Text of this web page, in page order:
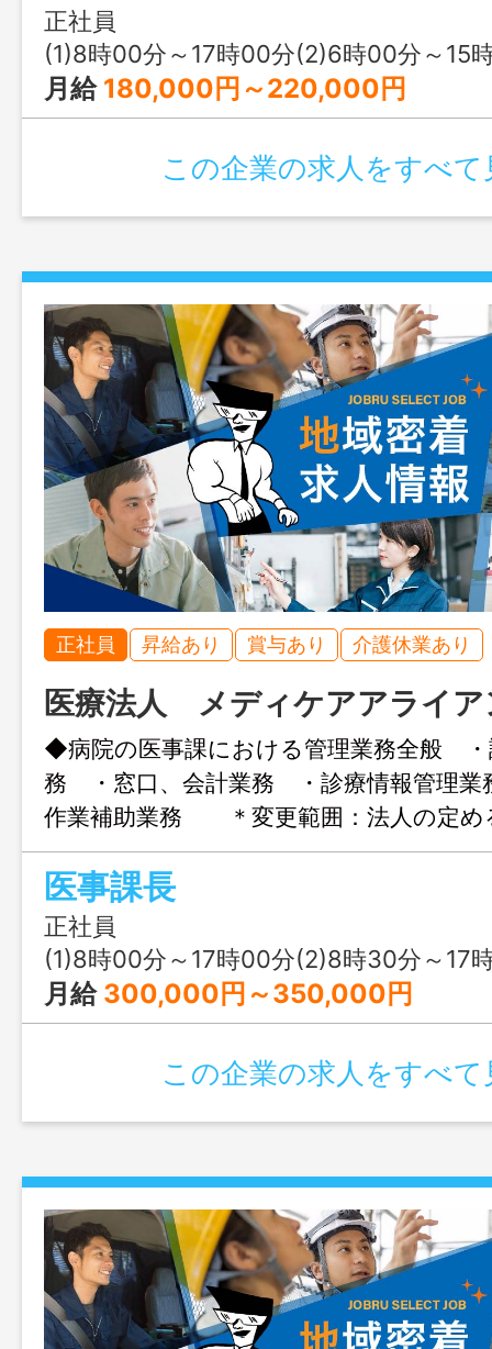
正社員
(1)8時00分～17時00分(2)6時00分～15時00分(3)16時30分～9時00分又は 6時 00分
月給 180,000円～220,000円
この企業の求人をすべて
正社員 昇給あり 賞与あり 介護休業あり
医療法人 メディケアアライア
◆病院の医事課における管理業務全般 ・
務 ・窓口、会計業務 ・診療情報管理
作業補助業務 ＊変更範囲：法人の
応募には、ハローワークの紹介状が必要
医事課長
正社員
(1)8時00分～17時00分(2)8時30分～17
月給 300,000円～350,000円
この企業の求人をすべて